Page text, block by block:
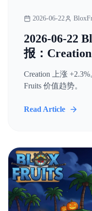
2026-06-22
2026-06-22
报：
Creation 上涨
Fruits 价值趋势。
Read Article